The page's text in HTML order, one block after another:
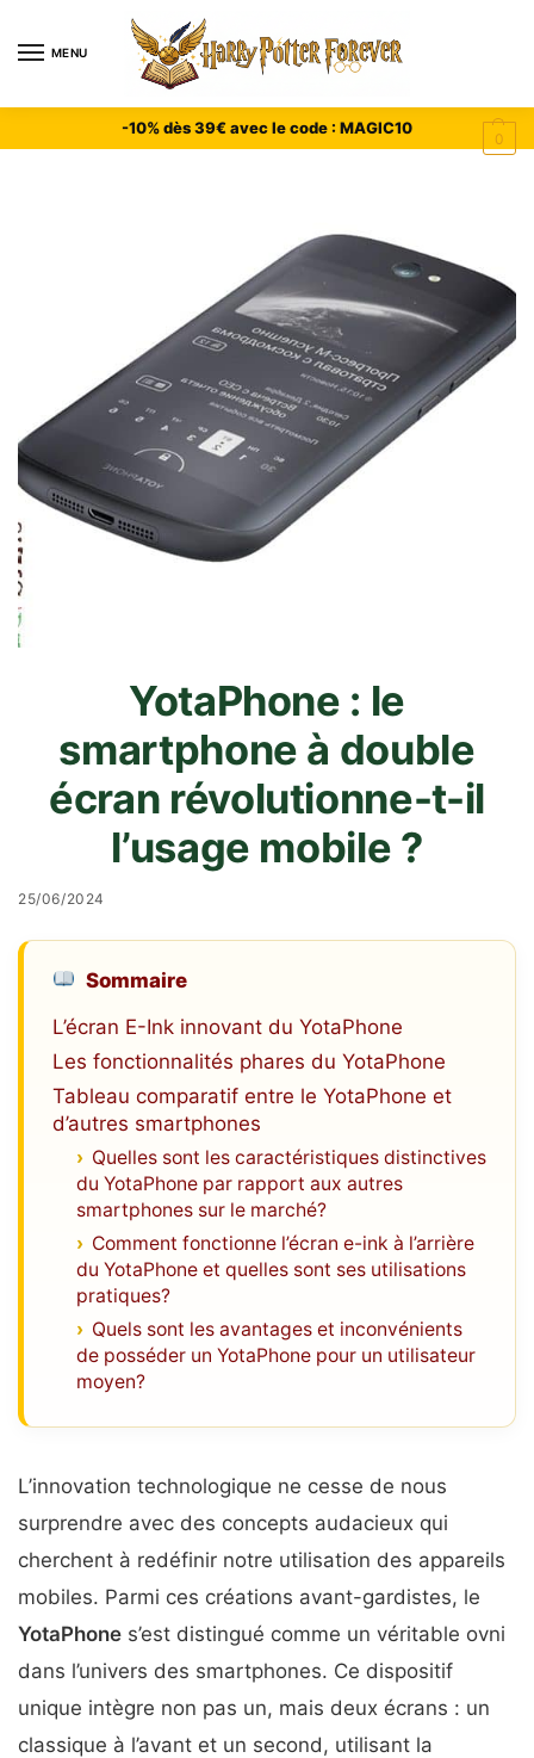
MENU
0
-10% dès 39€ avec le code : MAGIC10
YotaPhone : le
smartphone à double
écran révolutionne-t-il
l’usage mobile ?
25/06/2024
Sommaire
L’écran E-Ink innovant du YotaPhone
Les fonctionnalités phares du YotaPhone
Tableau comparatif entre le YotaPhone et
d’autres smartphones
Quelles sont les caractéristiques distinctives
du YotaPhone par rapport aux autres
smartphones sur le marché?
Comment fonctionne l’écran e-ink à l’arrière
du YotaPhone et quelles sont ses utilisations
pratiques?
Quels sont les avantages et inconvénients
de posséder un YotaPhone pour un utilisateur
moyen?
L’innovation technologique ne cesse de nous
surprendre avec des concepts audacieux qui
cherchent à redéfinir notre utilisation des appareils
mobiles. Parmi ces créations avant-gardistes, le
YotaPhone s’est distingué comme un véritable ovni
dans l’univers des smartphones. Ce dispositif
unique intègre non pas un, mais deux écrans : un
classique à l’avant et un second, utilisant la